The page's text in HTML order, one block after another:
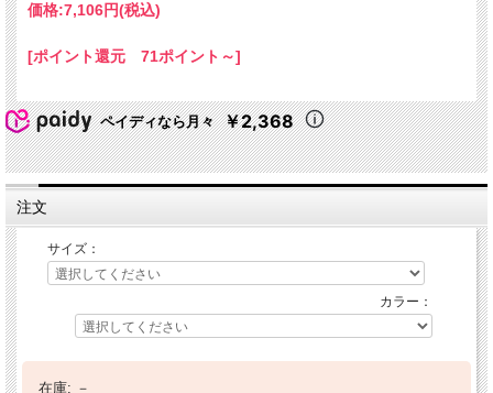
価格:7,106円(税込)
[ポイント還元 71ポイント～]
ペイディなら月々 ￥2,368
注文
サイズ：
カラー：
在庫: －